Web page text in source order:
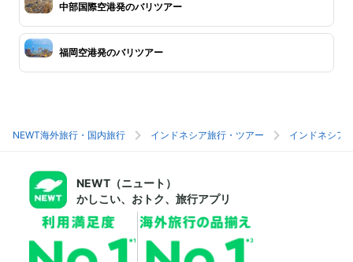
中部国際空港発のバリツアー
福岡空港発のバリツアー
NEWT海外旅行・国内旅行 インドネシア旅行・ツアー インドネシア
NEWT（ニュート）
かしこい、おトク、旅行アプリ